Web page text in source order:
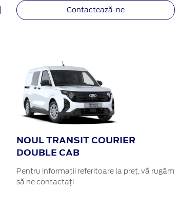
Contactează-ne
NOUL TRANSIT COURIER
DOUBLE CAB
Pentru informații referitoare la preț, vă rugăm
să ne contactați